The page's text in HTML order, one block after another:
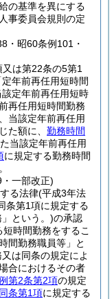
の基準を異にする
事委員会規則の定
・昭60条例101・
は第22条の5第1
年前再任用短時間
定年前再任用短時
再任用短時間勤務
当該定年前再任用
た額に、 勤務時間
当該定年前再任用
に規定する勤務時間
一部改正)
る法律(平成3年法
条第1項に規定する
という。)の承認
時間勤務をするこ
間勤務職員等」と
は同条の規定によ
合におけるその者
第2条第2項の規定
同条第1項に規定する